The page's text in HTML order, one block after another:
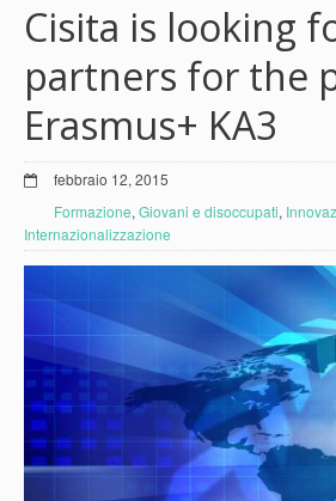
Cisita is looking
partners for the
Erasmus+ KA3
febbraio 12, 2015
Formazione, Giovani e disoccupati,
Internazionalizzazione